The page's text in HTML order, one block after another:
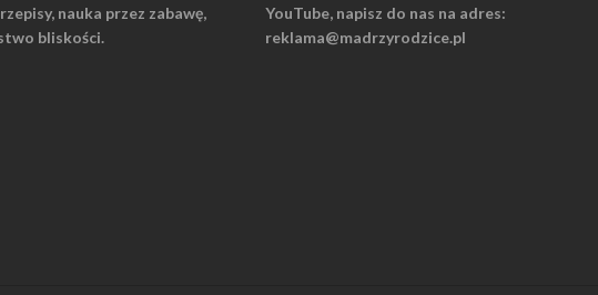
nauka przez zabawę,
bliskości.
YouTube, napisz do nas na adres:
reklama@madrzyrodzice.pl